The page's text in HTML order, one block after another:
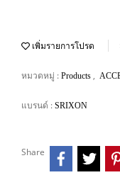
เพิ่มรายการโปรด
หมวดหมู่ : Products ,
แบรนด์ : SRIXON
Share